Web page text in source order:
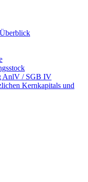
AnlV / SGB IV
Kernkapitals und